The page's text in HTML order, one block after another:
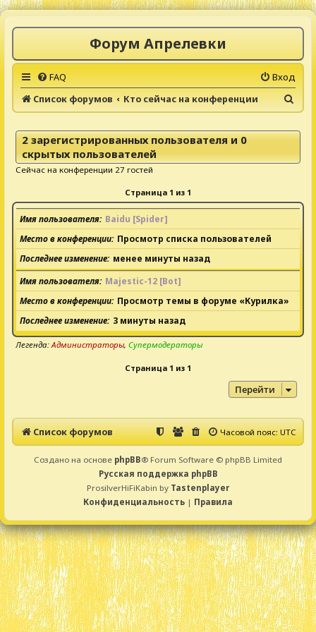
Форум Апрелевки
FAQ
Вход
Список форумов
Кто сейчас на конференции
о
и
2 зарегистрированных пользователя и 0
скрытых пользователей
Сейчас на конференции 27 гостей
Страница 1 из 1
Имя пользователя Baidu [Spider]
Место в конференции Просмотр списка пользователей
Последнее изменение менее минуты назад
Имя пользователя Majestic-12 [Bot]
Место в конференции Просмотр темы в форуме «Курилка»
Последнее изменение 3 минуты назад
Легенда:Администраторы, Супермодераторы
Страница 1 из 1
Перейти
Список форумов Часовой пояс:UTC
Создано на основе phpBB® Forum Software © phpBB Limited
Русская поддержка phpBB
ProsilverHiFiKabin by Tastenplayer
Конфиденциальность | Правила